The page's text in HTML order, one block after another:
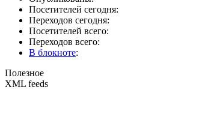
Посетителей сегодня:
Переходов сегодня:
Посетителей всего:
Переходов всего:
В блокноте:
Полезное
XML feeds